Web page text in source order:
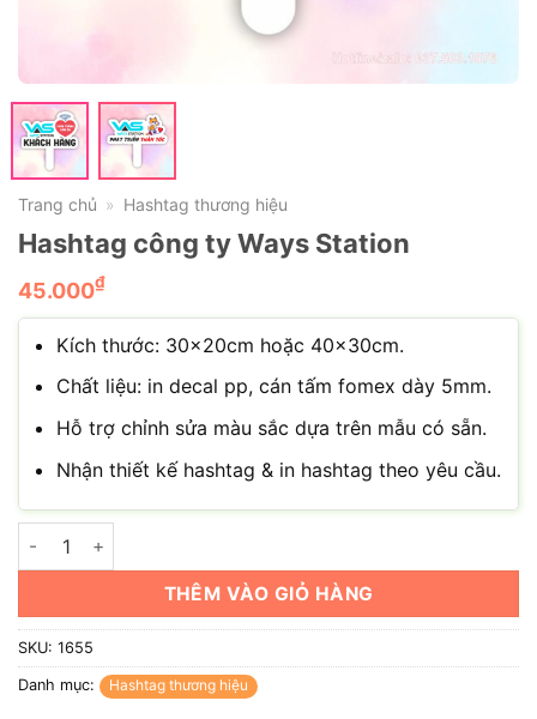
Trang chủ » Hashtag thương hiệu
Hashtag công ty Ways Station
45.000₫
Kích thước: 30×20cm hoặc 40×30cm.
Chất liệu: in decal pp, cán tấm fomex dày 5mm.
Hỗ trợ chỉnh sửa màu sắc dựa trên mẫu có sẵn.
Nhận thiết kế hashtag & in hashtag theo yêu cầu.
Hashtag công ty Ways Station số lượng
THÊM VÀO GIỎ HÀNG
SKU: 1655
Danh mục: Hashtag thương hiệu